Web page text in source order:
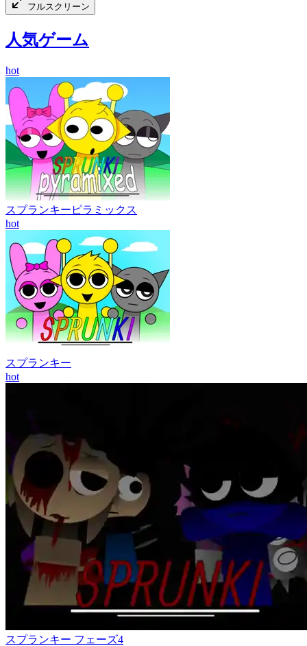
フルスクリーン
人気ゲーム
hot
スプランキーピラミックス
hot
スプランキー
hot
スプランキー フェーズ4